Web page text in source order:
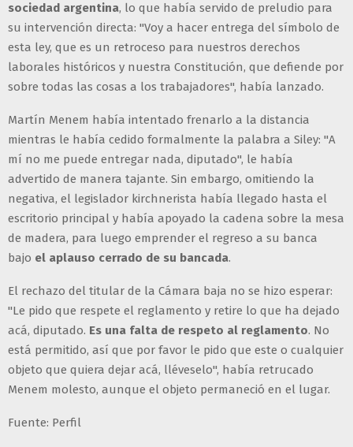
sociedad argentina, lo que había servido de preludio para
su intervención directa: "Voy a hacer entrega del símbolo de
esta ley, que es un retroceso para nuestros derechos
laborales históricos y nuestra Constitución, que defiende por
sobre todas las cosas a los trabajadores", había lanzado.
Martín Menem había intentado frenarlo a la distancia
mientras le había cedido formalmente la palabra a Siley: "A
mí no me puede entregar nada, diputado", le había
advertido de manera tajante. Sin embargo, omitiendo la
negativa, el legislador kirchnerista había llegado hasta el
escritorio principal y había apoyado la cadena sobre la mesa
de madera, para luego emprender el regreso a su banca
bajo el aplauso cerrado de su bancada.
El rechazo del titular de la Cámara baja no se hizo esperar:
"Le pido que respete el reglamento y retire lo que ha dejado
acá, diputado. Es una falta de respeto al reglamento. No
está permitido, así que por favor le pido que este o cualquier
objeto que quiera dejar acá, lléveselo", había retrucado
Menem molesto, aunque el objeto permaneció en el lugar.
Fuente: Perfil